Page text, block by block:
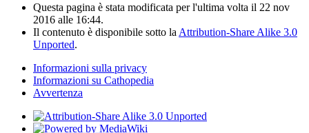
Questa pagina è stata modificata per l'ultima volta il 22 nov
2016 alle 16:44.
Il contenuto è disponibile sotto la Attribution-Share Alike 3.0
Unported.
Informazioni sulla privacy
Informazioni su Cathopedia
Avvertenza